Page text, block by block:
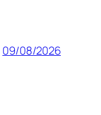
09/08/2026